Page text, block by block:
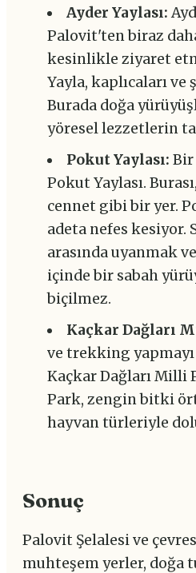
Ayder Yaylası:
Palovit'ten biraz
kesinlikle ziyaret
Yayla, kaplıcaları
Burada doğa
yöresel lezzetlerin
Pokut Yaylası: Bir
Pokut Yaylası.
cennet gibi bir yer.
adeta nefes kesiyor.
arasında uyanmak
içinde bir sabah
biçilmez.
Kaçkar Dağları
ve trekking yapmayı
Kaçkar Dağları Milli
Park, zengin bitki
hayvan türleriyle
Sonuç
Palovit Şelalesi ve
muhteşem yerler, doğa